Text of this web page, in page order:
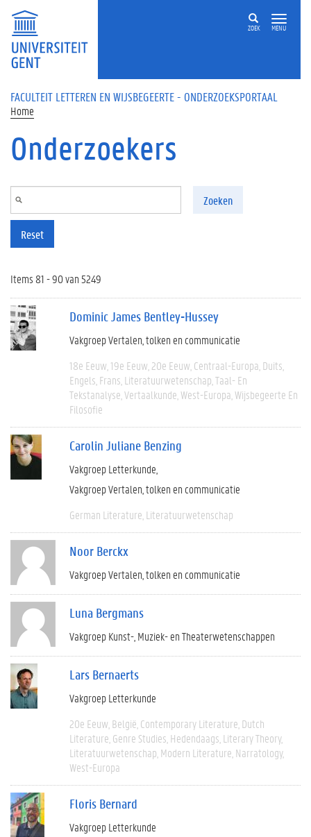
Overslaan en naar de inhoud gaan
ZOEK MENU
FACULTEIT LETTEREN EN WIJSBEGEERTE - ONDERZOEKSPORTAAL
Home
Onderzoekers
Zoeken
Reset
Items 81 - 90 van 5249
Dominic James Bentley-Hussey
Vakgroep Vertalen, tolken en communicatie
18e Eeuw 19e Eeuw 20e Eeuw Centraal-Europa Duits
Engels Frans Literatuurwetenschap Taal- En
Tekstanalyse Vertaalkunde West-Europa Wijsbegeerte En
Filosofie
Carolin Juliane Benzing
Vakgroep Letterkunde
Vakgroep Vertalen, tolken en communicatie
German Literature Literatuurwetenschap
Noor Berckx
Vakgroep Vertalen, tolken en communicatie
Luna Bergmans
Vakgroep Kunst-, Muziek- en Theaterwetenschappen
Lars Bernaerts
Vakgroep Letterkunde
20e Eeuw België Contemporary Literature Dutch
Literature Genre Studies Hedendaags Literary Theory
Literatuurwetenschap Modern Literature Narratology
West-Europa
Floris Bernard
Vakgroep Letterkunde